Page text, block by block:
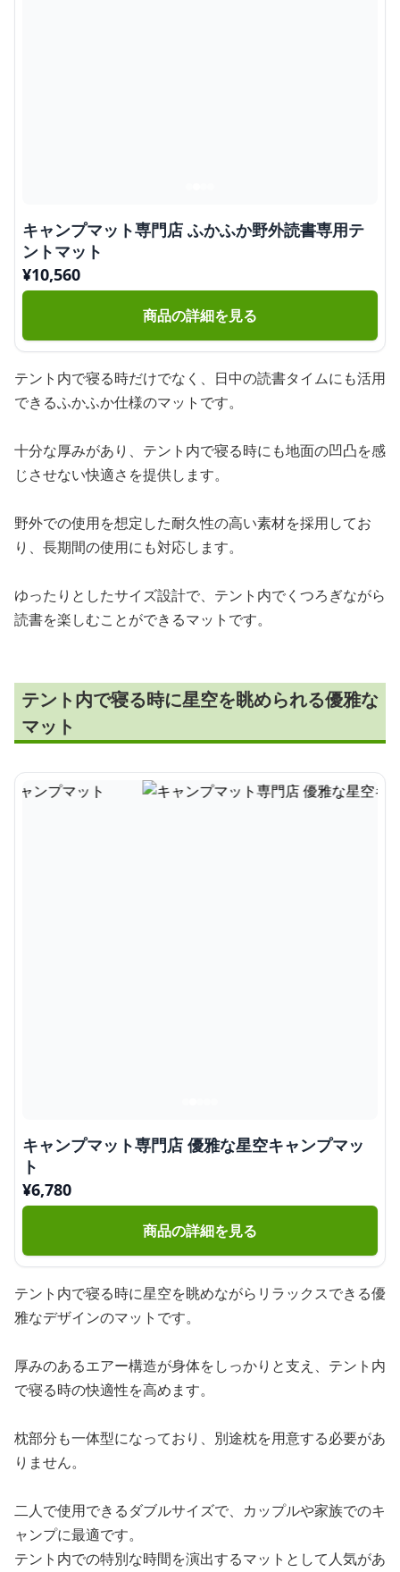
キャンプマット専門店 ふかふか野外読書専用テ
ントマット
¥10,560
商品の詳細を見る
テント内で寝る時だけでなく、日中の読書タイムにも活用
できるふかふか仕様のマットです。
十分な厚みがあり、テント内で寝る時にも地面の凹凸を感
じさせない快適さを提供します。
野外での使用を想定した耐久性の高い素材を採用してお
り、長期間の使用にも対応します。
ゆったりとしたサイズ設計で、テント内でくつろぎながら
読書を楽しむことができるマットです。
テント内で寝る時に星空を眺められる優雅な
マット
キャンプマット専門店 優雅な星空キャンプマッ
ト
¥6,780
商品の詳細を見る
テント内で寝る時に星空を眺めながらリラックスできる優
雅なデザインのマットです。
厚みのあるエアー構造が身体をしっかりと支え、テント内
で寝る時の快適性を高めます。
枕部分も一体型になっており、別途枕を用意する必要があ
りません。
二人で使用できるダブルサイズで、カップルや家族でのキ
ャンプに最適です。
テント内での特別な時間を演出するマットとして人気があ